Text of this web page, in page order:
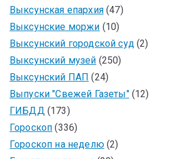
Выксунская епархия(47)
Выксунские моржи (10)
Выксунский городской суд(2)
Выксунский музей (250)
Выксунский ПАП (24)
Выпуски "Свежей Газеты"(12)
ГИБДД(173)
Гороскоп (336)
Гороскоп на неделю(2)